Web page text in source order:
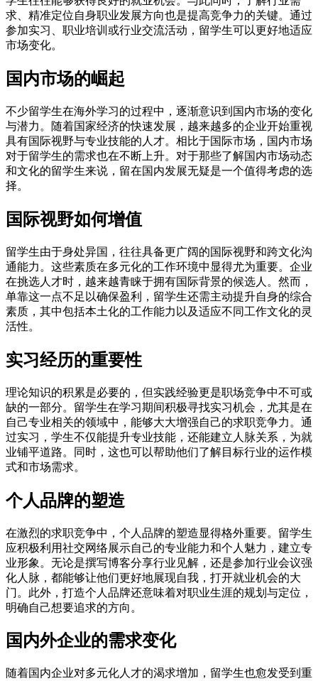
求、精准定位自身职业发展方向也是提高竞争力的关键。通过
参加实习、职业培训或行业交流活动，留学生可以更好地适应
市场变化。
国内市场的崛起
不少留学生在海外学习的过程中，逐渐意识到国内市场的变化
与潜力。随着国家经济的快速发展，越来越多的企业开始重视
具有国际视野与专业技能的人才。相比于国际市场，国内市场
对于留学生的需求也在不断上升。对于那些了解国内市场动态
和文化的留学生来说，留在国内发展无疑是一个值得考虑的选
择。
国际视野如何增值
留学生由于身处异国，往往具备更广阔的国际视野和跨文化沟
通能力。这些素质在多元化的工作环境中显得尤为重要。企业
在挑选人才时，越来越青睐于拥有国际背景的候选人。然而，
单靠这一点不足以确保盈利，留学生还需主动提升自身的综合
素质，其中包括本土化的工作能力以及适应不同工作文化的灵
活性。
实习经历的重要性
理论知识的积累是必要的，但实践经验更是职场竞争中不可或
缺的一部分。留学生在学习期间积极寻找实习机会，尤其是在
自己专业相关的领域中，能够大大增强自己的求职竞争力。通
过实习，学生不仅能提升专业技能，还能建立人脉关系，为就
业铺平道路。同时，这也可以帮助他们了解目标行业的运作模
式和市场需求。
个人品牌的塑造
在激烈的求职竞争中，个人品牌的塑造显得格外重要。留学生
应积极利用社交网络展示自己的专业能力和个人魅力，建立专
业形象。无论是撰写博客分享行业见解，还是参加行业会议强
化人脉，都能够让他们更好地展现自我，打开就业机会的大
门。此外，打造个人品牌还意味着对职业生涯的规划与定位，
明确自己想要追求的方向。
国内外企业的需求变化
随着国内企业对多元化人才的渴求增加，留学生也愈发受到重